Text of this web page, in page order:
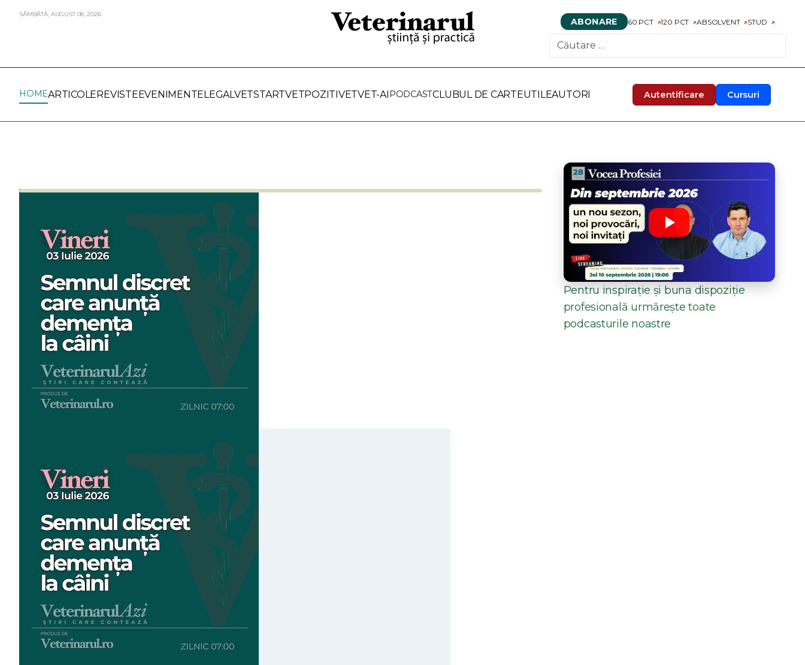
SÂMBĂTĂ, AUGUST08,2026
ABONARE 60 PCT 120 PCT ABSOLVENT STUD
Autentificare Cursuri
HOMEARTICOLEREVISTEEVENIMENTELEGALVETSTARTVETPOZITIVETVET-AIPODCASTCLUBUL DE CARTEUTILEAUTORI
Pentru inspirație și buna dispoziție
profesională urmărește toate
podcasturile noastre